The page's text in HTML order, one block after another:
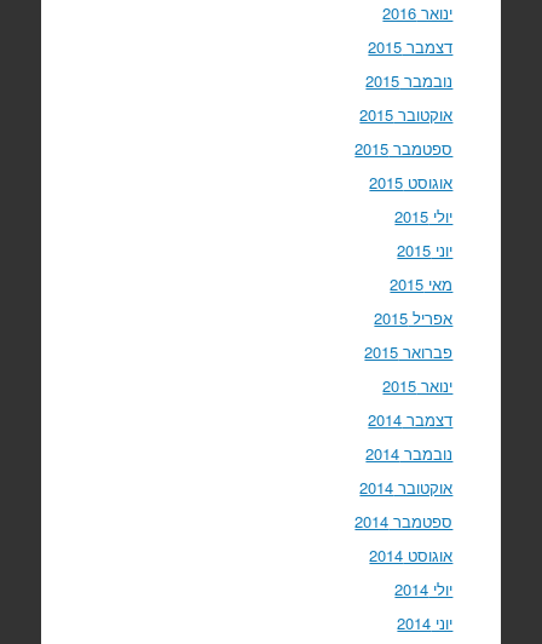
ינואר 2016
דצמבר 2015
נובמבר 2015
אוקטובר 2015
ספטמבר 2015
אוגוסט 2015
יולי 2015
יוני 2015
מאי 2015
אפריל 2015
פברואר 2015
ינואר 2015
דצמבר 2014
נובמבר 2014
אוקטובר 2014
ספטמבר 2014
אוגוסט 2014
יולי 2014
יוני 2014